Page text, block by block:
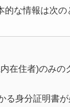
な情報は次の
在住者)のみの
る身分証明書